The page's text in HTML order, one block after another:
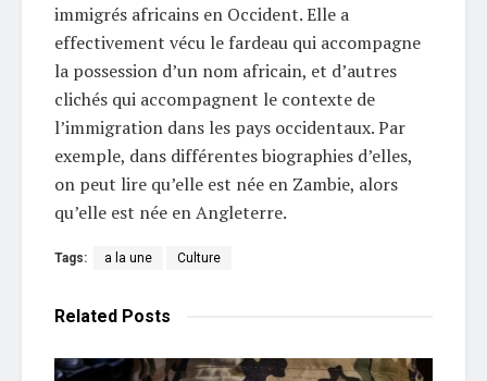
immigrés africains en Occident. Elle a
effectivement vécu le fardeau qui accompagne
la possession d’un nom africain, et d’autres
clichés qui accompagnent le contexte de
l’immigration dans les pays occidentaux. Par
exemple, dans différentes biographies d’elles,
on peut lire qu’elle est née en Zambie, alors
qu’elle est née en Angleterre.
Tags: a la une Culture
Related Posts